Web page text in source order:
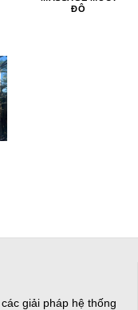
ĐÔ
giải pháp hệ thống